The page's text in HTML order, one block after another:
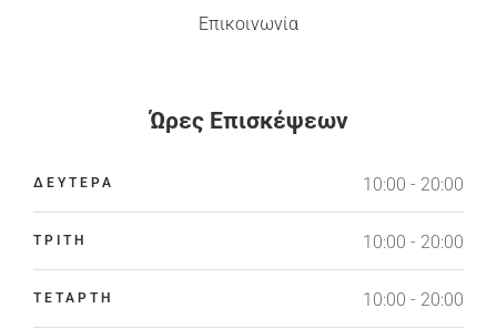
Επικοινωνία
Ώρες Επισκέψεων
ΔΕΥΤΕΡΑ 10:00 - 20:00
ΤΡΙΤΗ 10:00 - 20:00
ΤΕΤΑΡΤΗ 10:00 - 20:00